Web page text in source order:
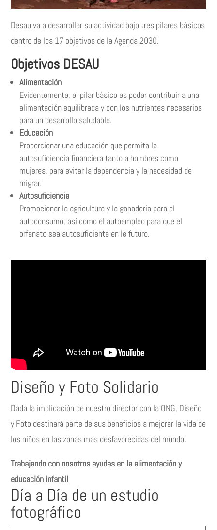
Desau va a desarrollar su actividad bajo tres pilares básicos
dentro de los 17 objetivos de la Agenda 2030.
Objetivos DESAU
Alimentación
Evidentemente, el pilar básico es poder contribuir a una
alimentación equilibrada y con los nutrientes necesarios
para un desarrollo saludable.
Educación
Proporcionar una educación que permita la
autosuficiencia financiera tanto a hombres como
mujeres, para evitar la dependencia y la necesidad de
migrar.
Autosuficiencia
Promocionar la agricultura y la ganadería para el
autoconsumo, así como el autoempleo para que el
orfanato sea autosuficiente en le futuro.
Diseño y Foto Solidario
Dada la implicación de nuestro director con la ONG, Diseño
y Foto destinará parte de sus beneficios a mejorar la vida de
los niños en las zonas mas desfavorecidas del mundo.
Trabajando con nosotros ayudas en la alimentación y
educación infantil
Día a Día de un estudio
fotográfico